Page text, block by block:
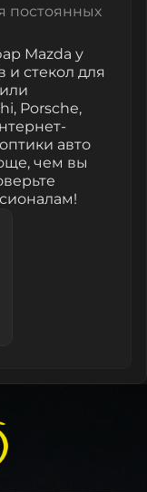
постоянных
Mazda у
стекол для
Porsche,
авто
чем вы